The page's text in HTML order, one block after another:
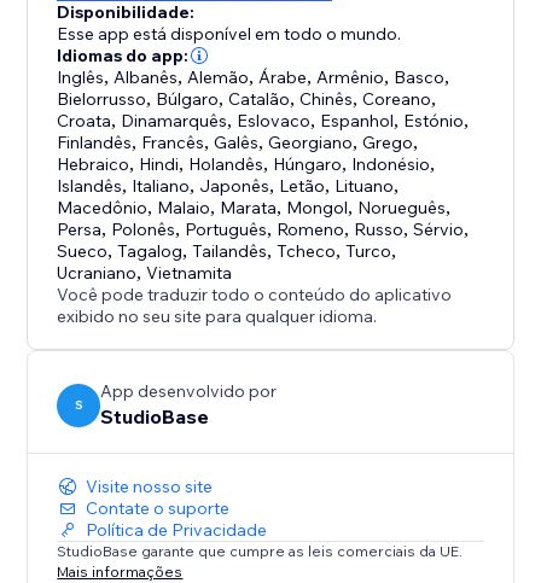
Disponibilidade:
Esse app está disponível em todo o mundo.
Idiomas do app:
Inglês, Albanês, Alemão, Árabe, Armênio, Basco,
Bielorrusso, Búlgaro,Catalão,Chinês,Coreano,
Croata, Dinamarquês, Eslovaco, Espanhol, Estónio,
Finlandês, Francês,Galês,Georgiano,Grego,
Hebraico, Hindi, Holandês, Húngaro, Indonésio,
Islandês, Italiano, Japonês, Letão, Lituano,
Macedônio, Malaio, Marata, Mongol, Norueguês,
Persa, Polonês, Português, Romeno, Russo,Sérvio,
Sueco,Tagalog,Tailandês,Tcheco,Turco,
Ucraniano,Vietnamita
Você pode traduzir todo o conteúdo do aplicativo
exibido no seu site para qualquer idioma.
S
App desenvolvido por
StudioBase
Visite nosso site
Contate o suporte
Política de Privacidade
StudioBase garante que cumpre as leis comerciais da UE.
Mais informações